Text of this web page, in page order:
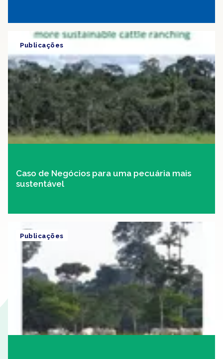
Caso de Negócios para uma pecuária mais
sustentável
Publicações
Publicações